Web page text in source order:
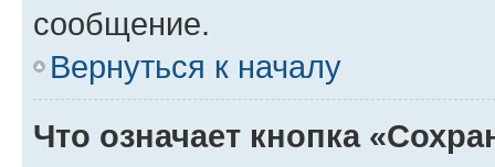
сообщение.
Вернуться к началу
Что означает кнопка